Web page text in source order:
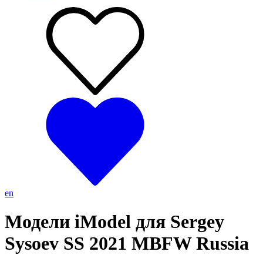
en
Модели iModel для Sergey
Sysoev SS 2021 MBFW Russia